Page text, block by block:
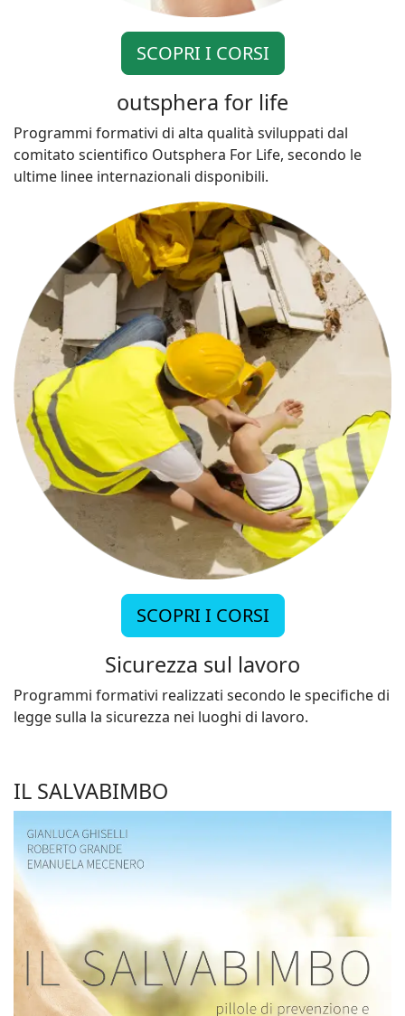
SCOPRI I CORSI
outsphera for life
Programmi formativi di alta qualità sviluppati dal
comitato scientifico Outsphera For Life, secondo le
ultime linee internazionali disponibili.
SCOPRI I CORSI
Sicurezza sul lavoro
Programmi formativi realizzati secondo le specifiche di
legge sulla la sicurezza nei luoghi di lavoro.
IL SALVABIMBO